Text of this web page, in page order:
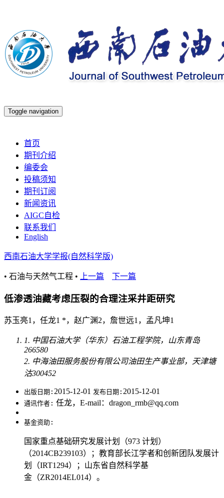
Toggle navigation
首页
期刊介绍
编委会
投稿须知
期刊订阅
新闻资讯
AIGC自检
联系我们
English
西南石油大学学报(自然科学版)
• 石油与天然气工程 • 上一篇 下一篇
低渗透油藏考虑压裂的合理注采井距研究
苏玉亮1，任龙1 *，赵广渊2，詹世远1，孟凡坤1
1. 中国石油大学（华东）石油工程学院，山东青岛
266580
2. 中海油田服务股份有限公司油田生产事业部，天津塘
沽300452
出版日期: 2015-12-01 发布日期: 2015-12-01
通讯作者: 任龙，E-mail：dragon_rmb@qq.com
基金资助:
国家重点基础研究发展计划（973 计划）
（2014CB239103）；教育部长江学者和创新团队发展计
划（IRT1294）；山东省自然科学基
金（ZR2014EL014）。